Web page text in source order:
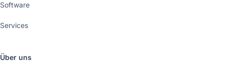
Software
Services
Über uns